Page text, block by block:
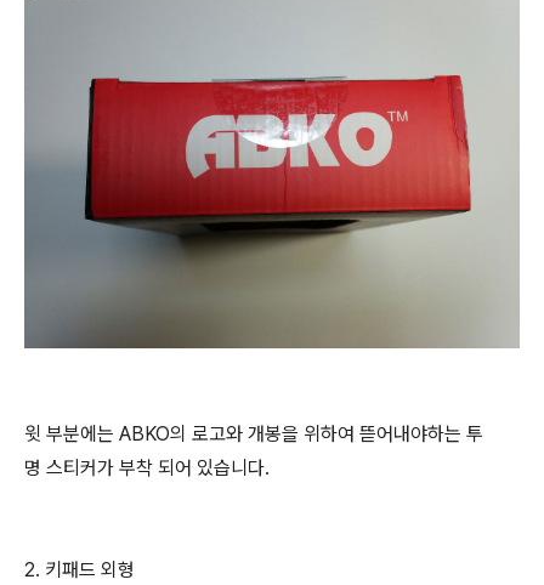
윗 부분에는 ABKO의 로고와 개봉을 위하여 뜯어내야하는 투
명 스티커가 부착 되어 있습니다.
2. 키패드 외형